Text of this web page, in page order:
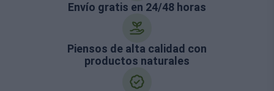
Envío gratis en 24/48 horas
Piensos de alta calidad con
productos naturales